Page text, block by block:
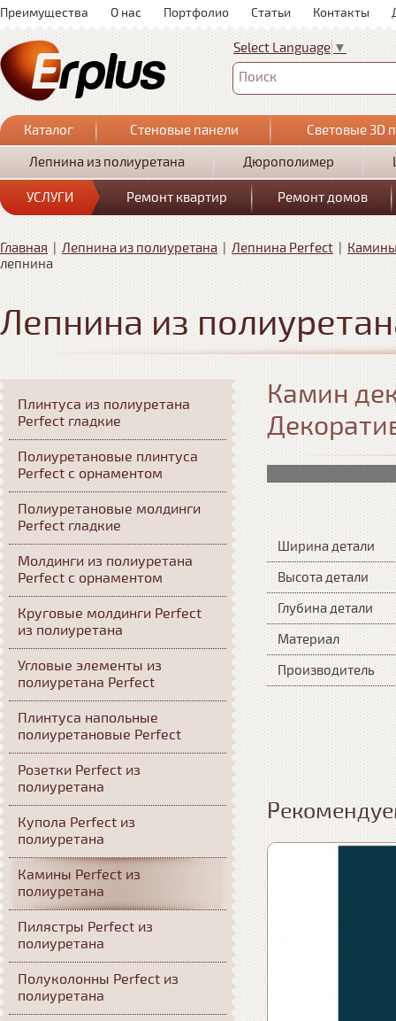
Преимущества О нас Портфолио Статьи Контакты
Select Language ▼
Поиск
Каталог Стеновые панели
Световые 3D
Лепнина из полиуретана
Дюрополимер
УСЛУГИ Ремонт квартир Ремонт домов
Главная | Лепнина из полиуретана | Лепнина Perfect |
лепнина
Лепнина из
Камин
Ширина детали
Высота детали
Глубина детали
Материал
Производитель
Плинтуса из полиуретана
Perfect гладкие
Полиуретановые плинтуса
Perfect с орнаментом
Полиуретановые молдинги
Perfect гладкие
Молдинги из полиуретана
Perfect с орнаментом
Круговые молдинги Perfect
из полиуретана
Угловые элементы из
полиуретана Perfect
Плинтуса напольные
полиуретановые Perfect
Розетки Perfect из
полиуретана
Купола Perfect из
полиуретана
Камины Perfect из
полиуретана
Пилястры Perfect из
полиуретана
Полуколонны Perfect из
полиуретана